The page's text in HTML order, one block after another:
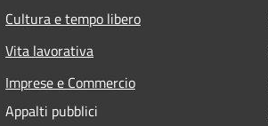
Cultura e tempo libero
Vita lavorativa
Imprese e Commercio
Appalti pubblici